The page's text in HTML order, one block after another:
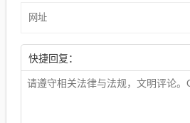
快捷回复：